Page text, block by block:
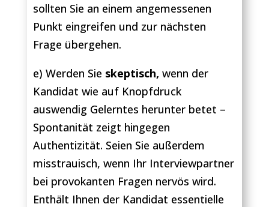
sollten Sie an einem angemessenen
Punkt eingreifen und zur nächsten
Frage übergehen.
e) Werden Sie skeptisch, wenn der
Kandidat wie auf Knopfdruck
auswendig Gelerntes herunter betet –
Spontanität zeigt hingegen
Authentizität. Seien Sie außerdem
misstrauisch, wenn Ihr Interviewpartner
bei provokanten Fragen nervös wird.
Enthält Ihnen der Kandidat essentielle